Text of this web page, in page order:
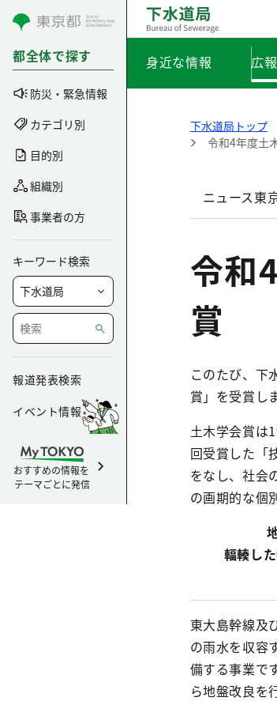
コンテンツにスキップ
都全体で探す
防災・緊急情報
カテゴリ別
目的別
組織別
事業者の方
キーワード検索
報道発表検索
イベント情報
おすすめの情報を
テーマごとに発信
身近な情報 広
下水道局トップ
令和4年度土
ニュース東
令和
賞
このたび、下
賞」を受賞し
土木学会賞は
回受賞した「
をなし、社会
の画期的な個
輻輳し
東大島幹線及
の雨水を収容
備する事業で
ら地盤改良を